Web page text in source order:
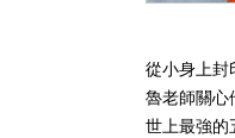
從小身上封
魯老師關
世上最強的